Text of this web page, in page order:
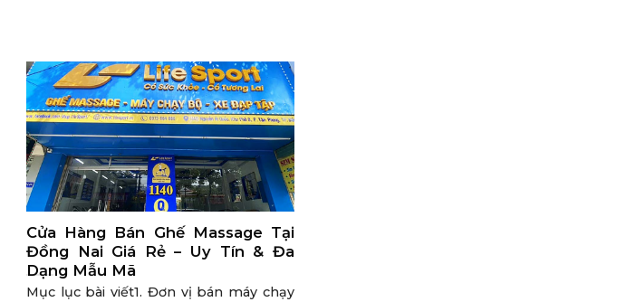
Cửa Hàng Bán Ghế Massage Tại
Đồng Nai Giá Rẻ – Uy Tín & Đa
Dạng Mẫu Mã
Mục lục bài viết1. Đơn vị bán máy chạy